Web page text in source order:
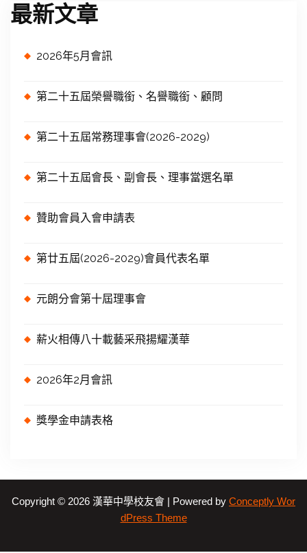
最新文章
2026年5月會訊
第二十五屆榮譽職銜、名譽職銜、顧問
第二十五屆常務理事會(2026-2029)
第二十五屆會長、副會長、理事當選名單
贊助會員入會申請表
第廿五屆(2026-2029)會員代表名單
元朗分會第十屆理事會
薪火相傳八十載藝采飛揚耀漢華
2026年2月會訊
獎學金申請表格
Copyright © 2026 漢華中學校友會 | Powered by Conceptly Wor
dPress Theme